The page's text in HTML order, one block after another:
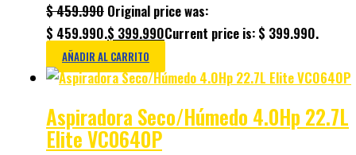
$459.990 Original price was:
$ 459.990.$ 399.990Current price is: $ 399.990.
AÑADIR AL CARRITO
Aspiradora Seco/Húmedo 4.0Hp 22.7L
Elite VC0640P